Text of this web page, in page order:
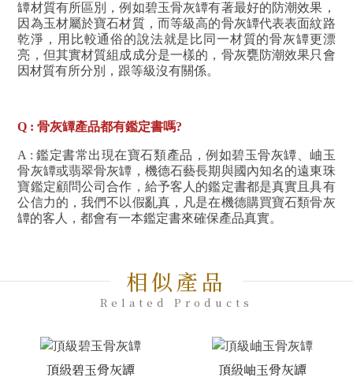
罈材質有所區別，例如碧玉骨灰罈有著最好的防潮效果，
因為玉材屬於寶石材質，而等級高的骨灰罈代表表面紋路
乾淨，用比較通俗的說法就是比同一材質的骨灰罈更漂
亮，但其實材質組成成分是一樣的，骨灰甕防潮效果只會
因材質有所分別，跟等級沒有關係。
Q : 骨灰罈產品都有鑑定書嗎?
A : 鑑定書常出現在寶石類產品，例如碧玉骨灰罈、岫玉
骨灰罈或翡翠骨灰罈，機德石藝長期與國內知名的遠東珠
寶鑑定顧問公司合作，給予客人的鑑定書都是真實且具有
公信力的，我們不以假亂真，凡是在機德購買寶石類骨灰
罈的客人，都會有一本鑑定書來確保產品真實。
相似產品
Related Products
頂級碧玉骨灰罈 頂級岫玉骨灰罈